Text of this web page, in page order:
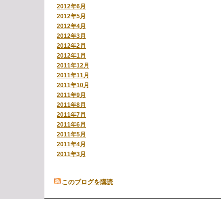
2012年6月
2012年5月
2012年4月
2012年3月
2012年2月
2012年1月
2011年12月
2011年11月
2011年10月
2011年9月
2011年8月
2011年7月
2011年6月
2011年5月
2011年4月
2011年3月
このブログを購読